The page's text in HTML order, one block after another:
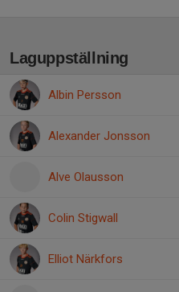
Laguppställning
Albin Persson
Alexander Jonsson
Alve Olausson
Colin Stigwall
Elliot Närkfors